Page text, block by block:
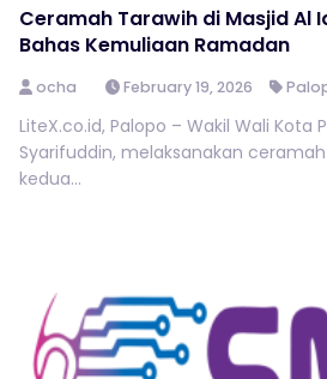
Ceramah Tarawih di Masjid Al
Bahas Kemuliaan Ramadan
ocha February 19, 2026
LiteX.co.id, Palopo – Wakil Wali Kota
Syarifuddin, melaksanakan
kedua...